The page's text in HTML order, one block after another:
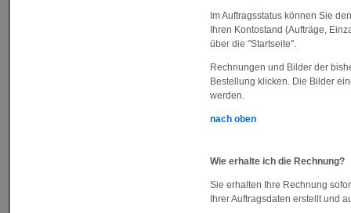
Im Auftragsstatus können Sie
Ihren Kontostand (Aufträge,
über die "Startseite".
Rechnungen und Bilder der
Bestellung klicken. Die Bilder
werden.
nach oben
Wie erhalte ich die Rechnung?
Sie erhalten Ihre Rechnung
Ihrer Auftragsdaten erstellt und